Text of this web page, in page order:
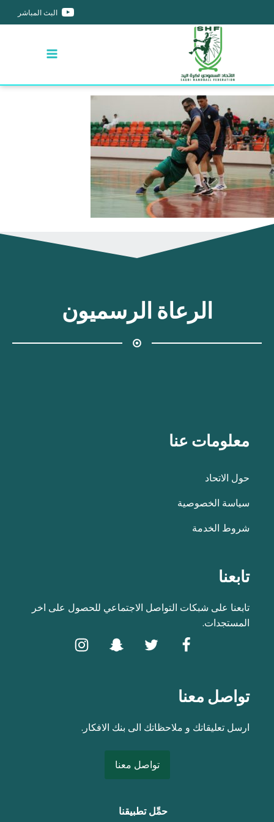
البث المباشر
الرعاة الرسميون
معلومات عنا
حول الاتحاد
سياسة الخصوصية
شروط الخدمة
تابعنا
تابعنا على شبكات التواصل الاجتماعي للحصول على اخر
المستجدات.
تواصل معنا
ارسل تعليقاتك و ملاحظاتك الى بنك الافكار.
تواصل معنا
حمِّل تطبيقنا